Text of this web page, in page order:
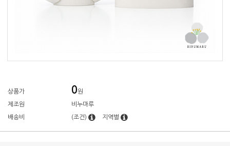
상품가 0원
제조원 비누마루
배송비 (조건) 지역별